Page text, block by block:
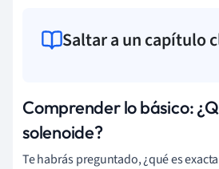
Saltar a un capítulo
Comprender lo básico:
solenoide?
Te habrás preguntado, ¿qué es